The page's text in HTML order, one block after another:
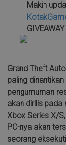
Makin
Grand Theft
paling
pengumuman
akan dirilis pada
Xbox Series X/
PC-nya akan
seorang